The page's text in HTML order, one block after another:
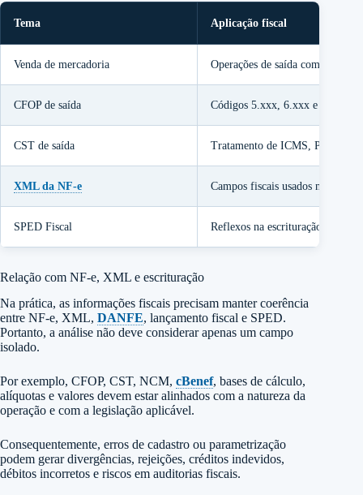
Tema Aplicação fiscal
Venda de mercadoria Operações de saída com
CFOP de saída Códigos 5.xxx, 6.xxx e 7.xxx.
CST de saída Tratamento de ICMS, PIS,
XML da NF-e Campos fiscais usados na
SPED Fiscal Reflexos na escrituração digital.
Relação com NF-e, XML e escrituração
Na prática, as informações fiscais precisam manter coerência
entre NF-e, XML, DANFE, lançamento fiscal e SPED.
Portanto, a análise não deve considerar apenas um campo
isolado.
Por exemplo, CFOP, CST, NCM, cBenef, bases de cálculo,
alíquotas e valores devem estar alinhados com a natureza da
operação e com a legislação aplicável.
Consequentemente, erros de cadastro ou parametrização
podem gerar divergências, rejeições, créditos indevidos,
débitos incorretos e riscos em auditorias fiscais.